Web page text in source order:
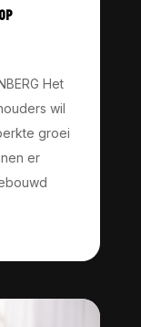
Het
wil
groei
er